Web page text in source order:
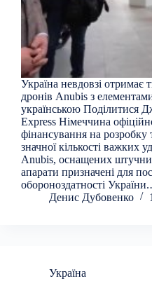
Україна невдовзі отримає
дронів Anubis з
українською Поділитися
Express Німеччина
фінансування на
значної кількості важких
Anubis, оснащених
апарати призначені для
обороноздатності
Денис Дубовенко
Україна